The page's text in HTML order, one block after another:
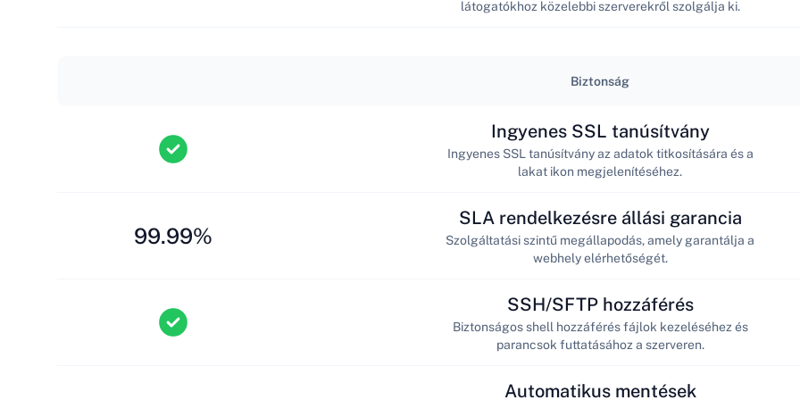
látogatókhoz közelebbi szerverekről szolgálja ki.
Biztonság
Ingyenes SSL tanúsítvány
Ingyenes SSL tanúsítvány az adatok titkosítására és a
lakat ikon megjelenítéséhez.
99.99%
SLA rendelkezésre állási garancia
Szolgáltatási szintű megállapodás, amely garantálja a
webhely elérhetőségét.
SSH/SFTP hozzáférés
Biztonságos shell hozzáférés fájlok kezeléséhez és
parancsok futtatásához a szerveren.
Automatikus mentések